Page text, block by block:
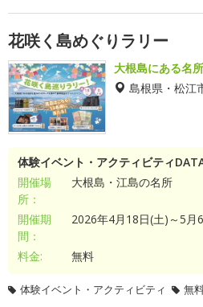
花咲く島めぐりラリー
大根島にある名
島根県・松江
体験イベント・アクティビティ
開催場
所：
大根島・江島の名所
開催期
間：
2026年4月18日(土)～5月
料金: 無料
体験イベント・アクティビティ 無